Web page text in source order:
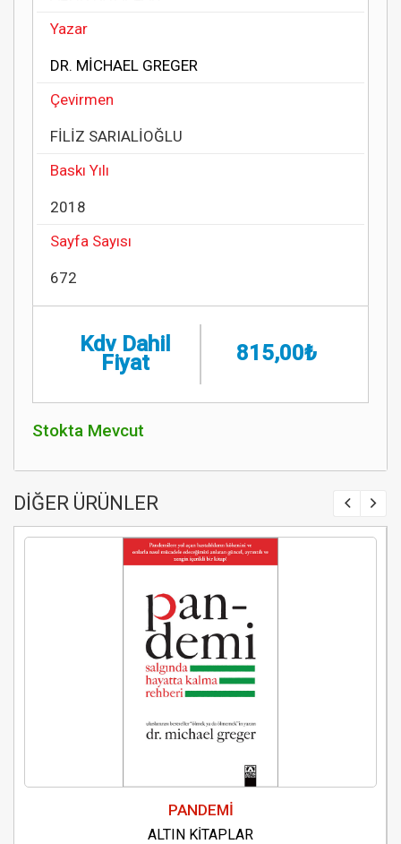
Yazar
DR. MİCHAEL GREGER
Çevirmen
FİLİZ SARIALİOĞLU
Baskı Yılı
2018
Sayfa Sayısı
672
Kdv Dahil
Fiyat 815,00₺
Stokta Mevcut
DİĞER ÜRÜNLER
PANDEMİ
ALTIN KİTAPLAR